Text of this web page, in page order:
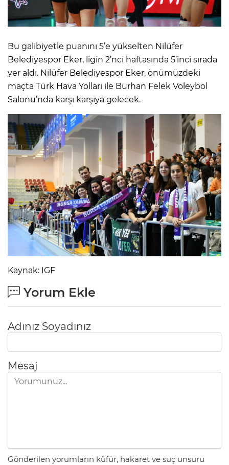
​Bu galibiyetle puanını 5’e yükselten Nilüfer
Belediyespor Eker, ligin 2’nci haftasında 5’inci sırada
yer aldı. Nilüfer Belediyespor Eker, önümüzdeki
maçta Türk Hava Yolları ile Burhan Felek Voleybol
Salonu’nda karşı karşıya gelecek.
Kaynak: IGF
Yorum Ekle
Adınız Soyadınız
Mesaj
Gönderilen yorumların küfür, hakaret ve suç unsuru